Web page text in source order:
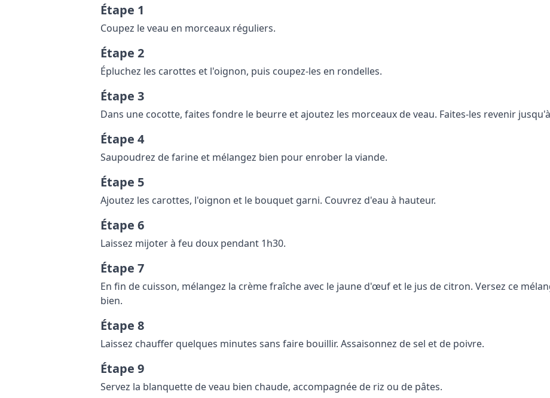
Étape 1
Coupez le veau en morceaux réguliers.
Étape 2
Épluchez les carottes et l'oignon, puis coupez-les en rondelles.
Étape 3
Dans une cocotte, faites fondre le beurre et ajoutez les morceaux de veau. Faites-les revenir
Étape 4
Saupoudrez de farine et mélangez bien pour enrober la viande.
Étape 5
Ajoutez les carottes, l'oignon et le bouquet garni. Couvrez d'eau à hauteur.
Étape 6
Laissez mijoter à feu doux pendant 1h30.
Étape 7
En fin de cuisson, mélangez la crème fraîche avec le jaune d'œuf et le jus de citron. Versez ce
bien.
Étape 8
Laissez chauffer quelques minutes sans faire bouillir. Assaisonnez de sel et de poivre.
Étape 9
Servez la blanquette de veau bien chaude, accompagnée de riz ou de pâtes.